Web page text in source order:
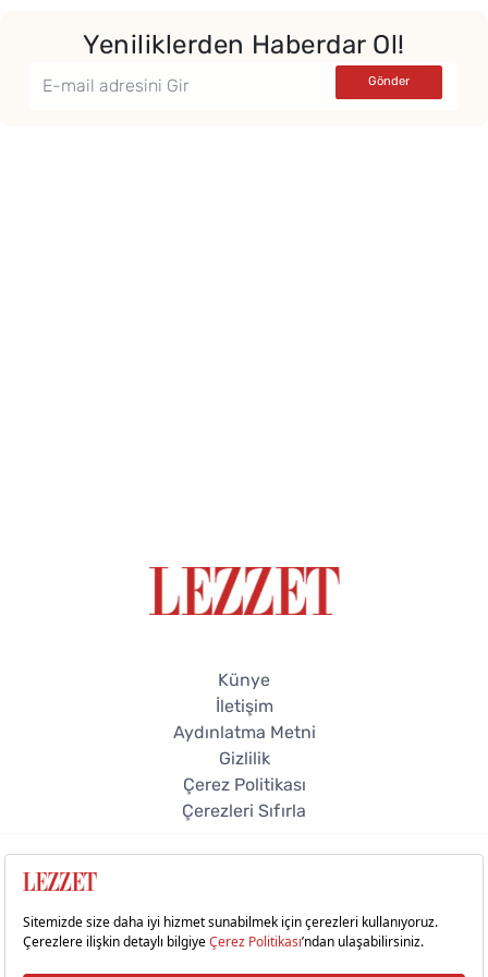
Yeniliklerden Haberdar Ol!
Künye
İletişim
Aydınlatma Metni
Gizlilik
Çerez Politikası
Çerezleri Sıfırla